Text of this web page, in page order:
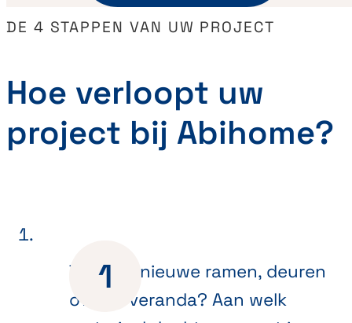
DE 4 STAPPEN VAN UW PROJECT
Hoe verloopt uw
project bij Abihome?
Toe aan nieuwe ramen, deuren
of een veranda? Aan welk